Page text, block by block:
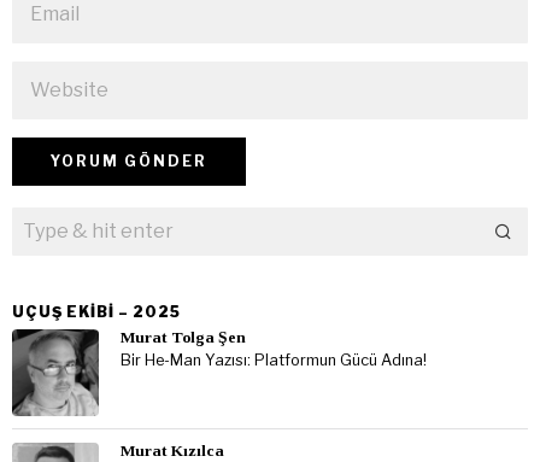
UÇUŞ EKIBI – 2025
Murat Tolga Şen
Bir He-Man Yazısı: Platformun Gücü Adına!
Murat Kızılca